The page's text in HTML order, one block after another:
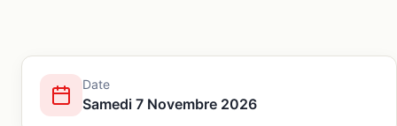
Date
Samedi 7 Novembre 2026